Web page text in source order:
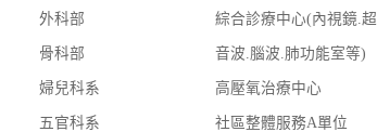
外科部
骨科部
婦兒科系
五官科系
綜合診療中心(內視鏡.超
音波.腦波.肺功能室等)
高壓氧治療中心
社區整體服務A單位